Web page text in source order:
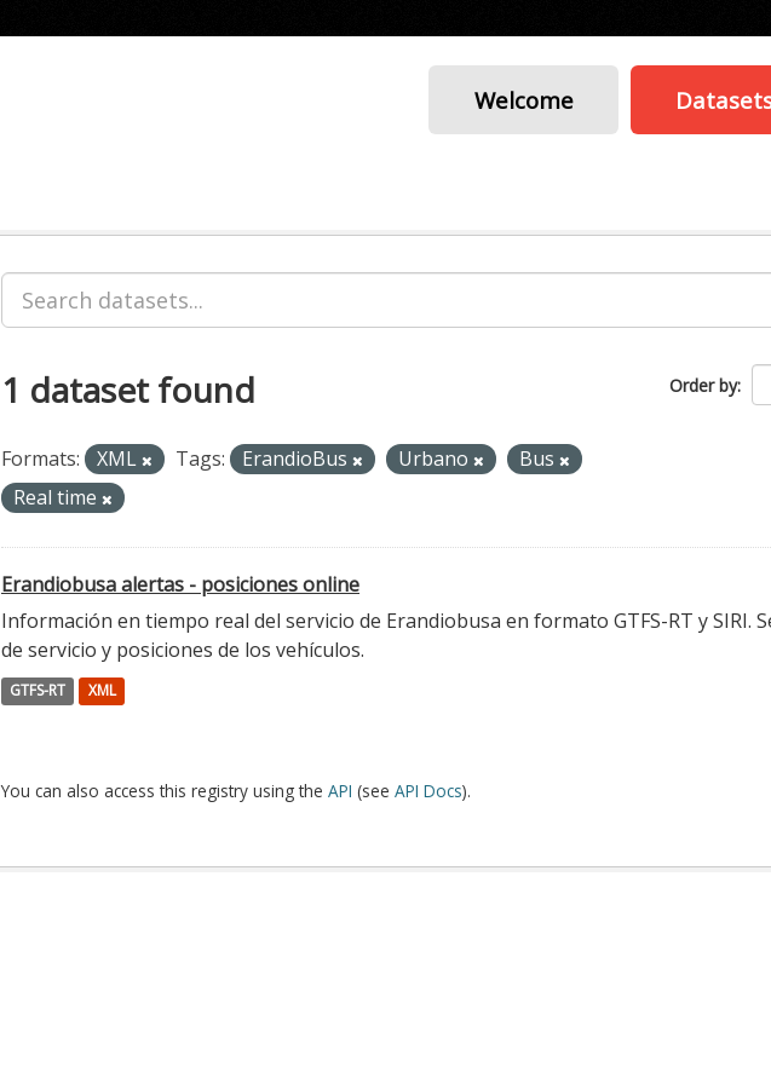
Welcome
Order by
1 dataset found
Formats: XML Tags: ErandioBus Urbano
Bus
Real time
Erandiobusa alertas - posiciones online
Información en tiempo real del servicio de Erandiobusa en formato GTFS-RT y SIRI.
de servicio y posiciones de los vehículos.
GTFS-RT XML
You can also access this registry using the API (see API Docs).